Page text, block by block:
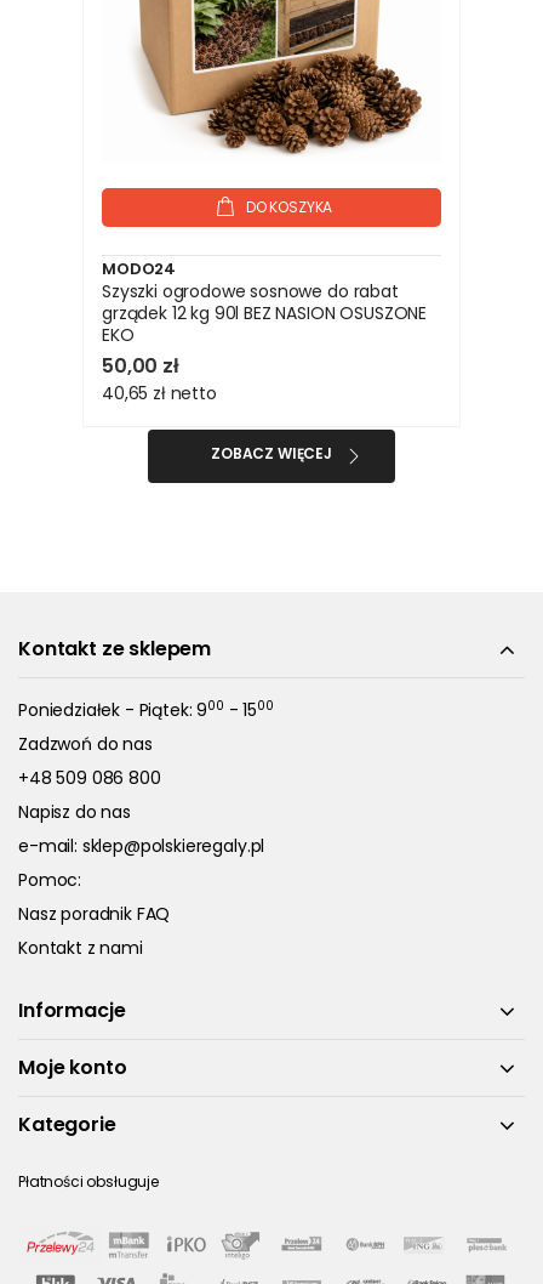
DO KOSZYKA
MODO24
Szyszki ogrodowe sosnowe do rabat
grządek 12 kg 90l BEZ NASION OSUSZONE
EKO
50,00 zł
40,65 zł netto
ZOBACZ WIĘCEJ
Kontakt ze sklepem
Poniedziałek - Piątek: 900 - 1500
Zadzwoń do nas
+48 509 086 800
Napisz do nas
e-mail: sklep@polskieregaly.pl
Pomoc:
Nasz poradnik FAQ
Kontakt z nami
Informacje
Moje konto
Kategorie
Płatności obsługuje